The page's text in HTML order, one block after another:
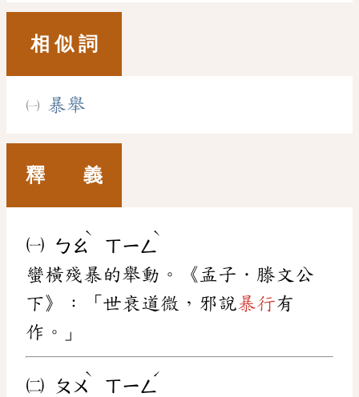
相 似 詞
暴舉
釋 義
㈠ ㄅㄠ
ˋ
ㄒㄧㄥ
ˋ
蠻橫殘暴的舉動。《孟子．滕文公
下》：「世衰道微，邪說暴行有
作。」
㈡ ㄆㄨ
ˋ
ㄒㄧㄥ
ˊ